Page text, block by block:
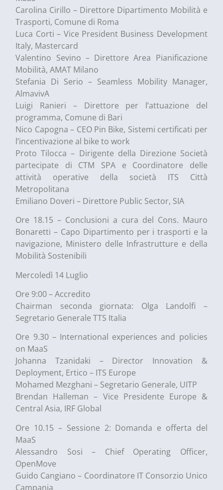
Carolina Cirillo – Direttore Dipartimento Mobilità e
Trasporti, Comune di Roma
Luca Corti – Vice President Business Development
Italy, Mastercard
Valentino Sevino – Direttore Area Pianificazione
Mobilità, AMAT Milano
Stefania Di Serio – Seamless Mobility Manager,
AlmavivA
Luigi Ranieri – Direttore per l’attuazione del
programma, Comune di Bari
Nico Capogna – CEO Pin Bike, Sistemi certificati per
l’incentivazione al bike to work
Proto Tilocca – Dirigente della Direzione Società
partecipate di CTM SPA e Coordinatore delle
attività operative della società ITS Città
Metropolitana
Emiliano Doveri – Direttore Public Sector, SIA
Ore 18.15 – Conclusioni a cura del Cons. Mauro
Bonaretti – Capo Dipartimento per i trasporti e la
navigazione, Ministero delle Infrastrutture e della
Mobilità Sostenibili
Mercoledì 14 Luglio
Ore 9:00 – Accredito
Chairman seconda giornata: Olga Landolfi –
Segretario Generale TTS Italia
Ore 9.30 – International experiences and policies
on MaaS
Johanna Tzanidaki – Director Innovation &
Deployment, Ertico – ITS Europe
Mohamed Mezghani – Segretario Generale, UITP
Brendan Halleman – Vice Presidente Europe &
Central Asia, IRF Global
Ore 10.15 – Sessione 2: Domanda e offerta del
MaaS
Alessandro Sosi – Chief Operating Officer,
OpenMove
Guido Cangiano – Coordinatore IT Consorzio Unico
Campania